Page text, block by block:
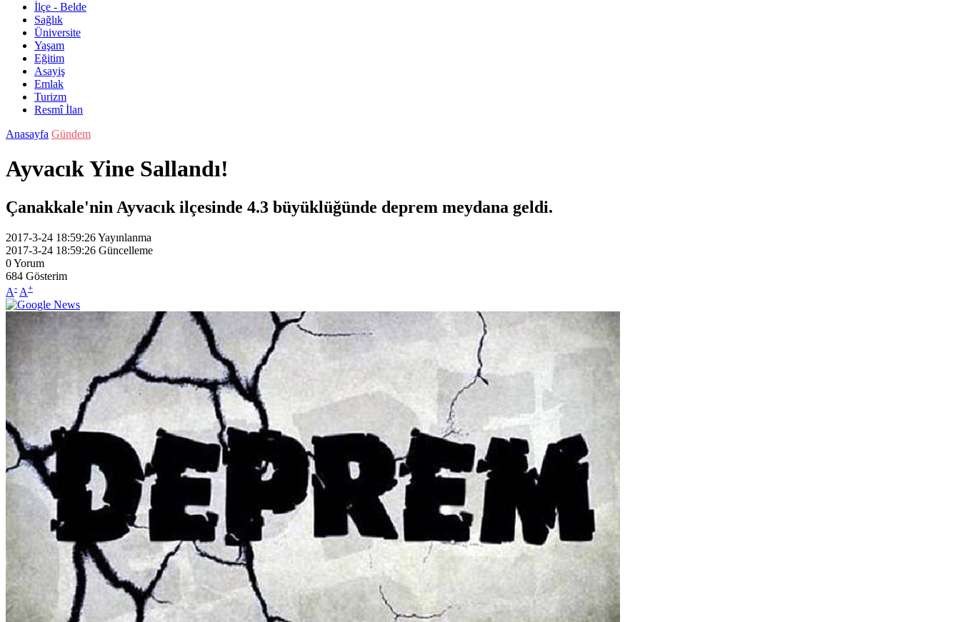
İlçe - Belde
Sağlık
Üniversite
Yaşam
Eğitim
Asayiş
Emlak
Turizm
Resmî İlan
Anasayfa Gündem
Ayvacık Yine Sallandı!
Çanakkale'nin Ayvacık ilçesinde 4.3 büyüklüğünde deprem meydana geldi.
2017-3-24 18:59:26Yayınlanma
2017-3-24 18:59:26 Güncelleme
0Yorum
684 Gösterim
A- A+